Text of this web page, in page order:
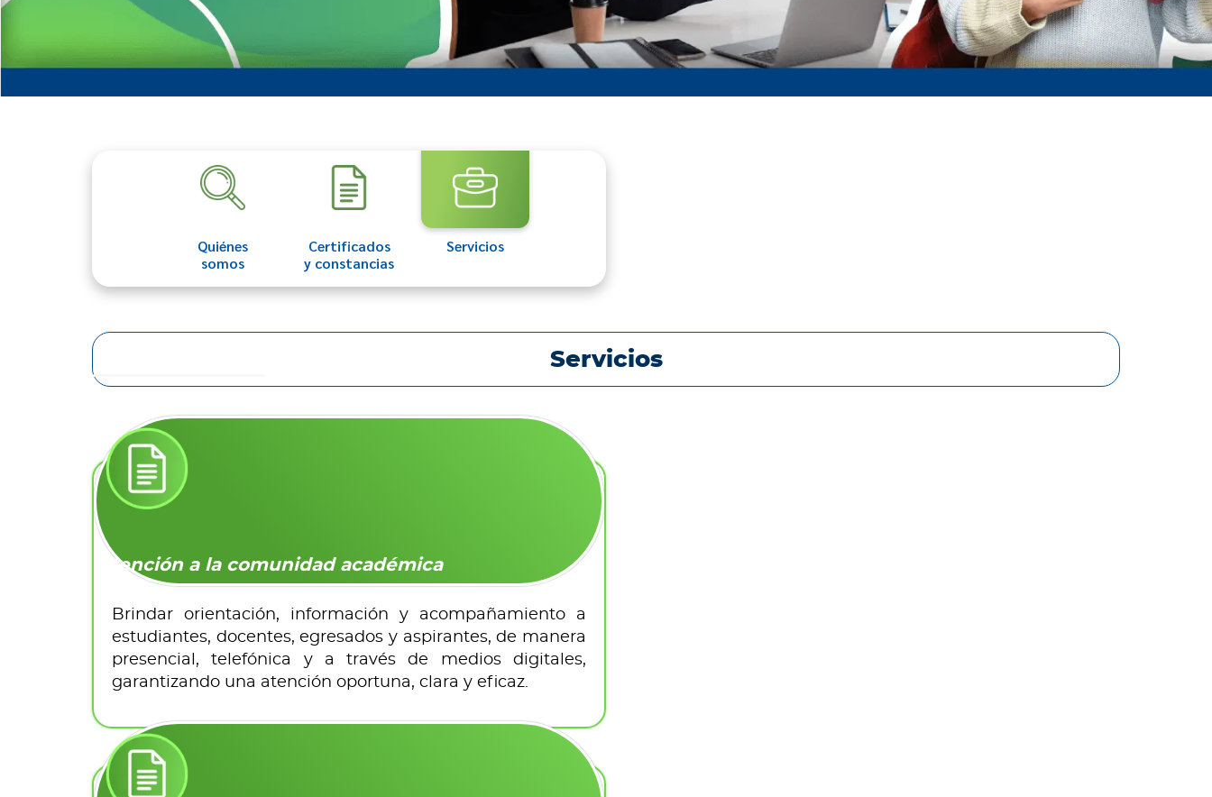
Quiénes
somos
Certificados
y constancias
Servicios
Servicios
Atención a la comunidad académica
Brindar orientación, información y acompañamiento a
estudiantes, docentes, egresados y aspirantes, de manera
presencial, telefónica y a través de medios digitales,
garantizando una atención oportuna, clara y eficaz.